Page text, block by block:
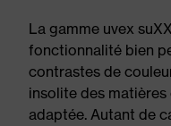
La gamme uvex
fonctionnalité bien
contrastes de
insolite des
adaptée. Autant de